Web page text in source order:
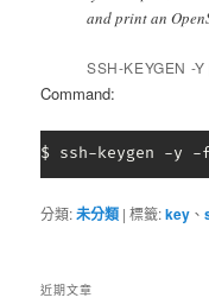
and print an
SSH-KEYGEN -
Command:
$ ssh-keygen -y
分類:未分類 |標籤:key 、
近期文章